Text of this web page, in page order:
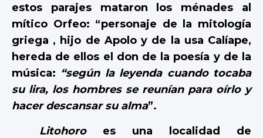
estos parajes mataron los ménades al
mítico Orfeo: “personaje de la mitología
griega , hijo de Apolo y de la usa Calíape,
hereda de ellos el don de la poesía y de la
música: “según la leyenda cuando tocaba
su lira, los hombres se reunían para oírlo y
hacer descansar su alma”.
Litohoroes una localidad de